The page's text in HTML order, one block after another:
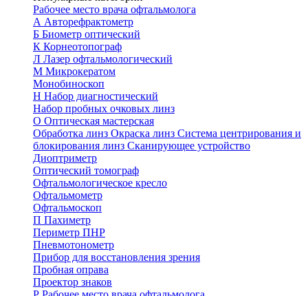
Рабочее место врача офтальмолога
А Авторефрактометр
Б Биометр оптический
К Корнеотопограф
Л Лазер офтальмологический
М Микрокератом
Монобиноскоп
Н Набор диагностический
Набор пробных очковых линз
О Оптическая мастерская
Обработка линз Окраска линз Система центрирования и
блокирования линз Сканирующее устройство
Диоптриметр
Оптический томограф
Офтальмологическое кресло
Офтальмометр
Офтальмоскоп
П Пахиметр
Периметр ПНР
Пневмотонометр
Прибор для восстановления зрения
Пробная оправа
Проектор знаков